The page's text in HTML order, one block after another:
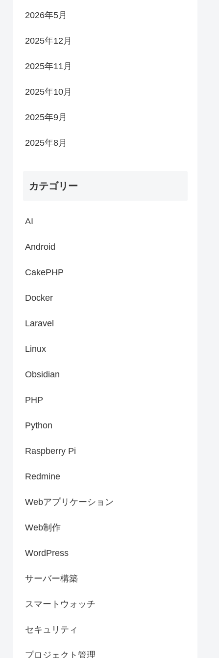
2026年5月
2025年12月
2025年11月
2025年10月
2025年9月
2025年8月
カテゴリー
AI
Android
CakePHP
Docker
Laravel
Linux
Obsidian
PHP
Python
Raspberry Pi
Redmine
Webアプリケーション
Web制作
WordPress
サーバー構築
スマートウォッチ
セキュリティ
プロジェクト管理